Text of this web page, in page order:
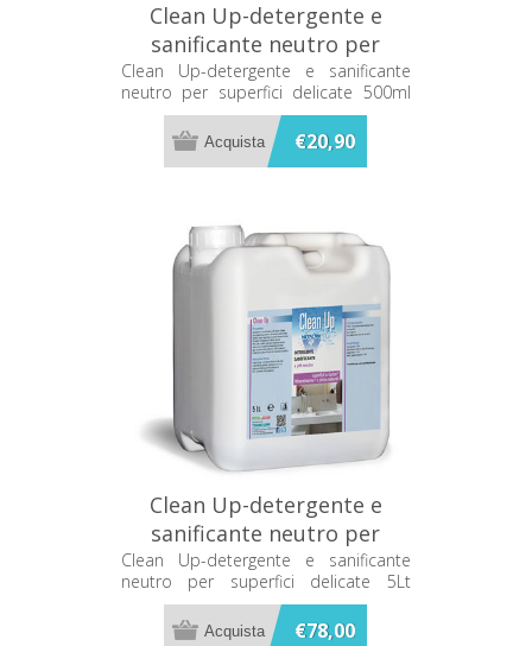
Clean Up-detergente e
sanificante neutro per
superfici delicate 500ml
Metacril 12000501
Clean Up-detergente e sanificante
neutro per superfici delicate 500ml
Metacril 12000501
€20,90
Clean Up-detergente e
sanificante neutro per
superfici delicate 5Lt
Metacril 12205001
Clean Up-detergente e sanificante
neutro per superfici delicate 5Lt
Metacril 12205001
€78,00